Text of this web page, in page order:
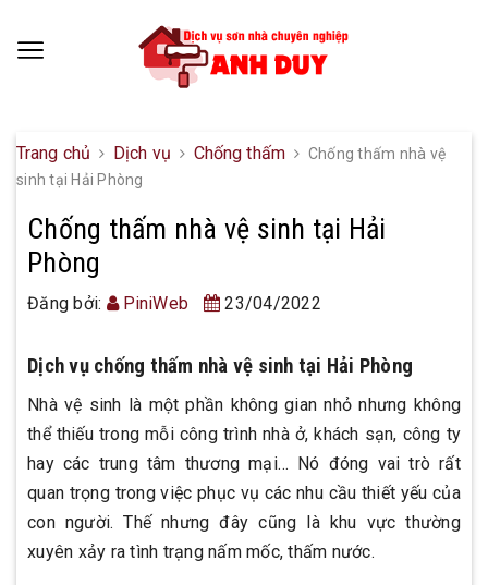
Trang chủ Dịch vụ Chống thấm
Chống thấm nhà vệ
sinh tại Hải Phòng
Chống thấm nhà vệ sinh tại Hải
Phòng
Đăng bởi: PiniWeb 23/04/2022
Dịch vụ chống thấm nhà vệ sinh tại Hải Phòng
Nhà vệ sinh là một phần không gian nhỏ nhưng không
thể thiếu trong mỗi công trình nhà ở, khách sạn, công ty
hay các trung tâm thương mại… Nó đóng vai trò rất
quan trọng trong việc phục vụ các nhu cầu thiết yếu của
con người. Thế nhưng đây cũng là khu vực thường
xuyên xảy ra tình trạng nấm mốc, thấm nước.